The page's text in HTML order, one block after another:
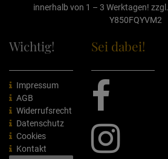
innerhalb von 1 – 3 Werktagen! zzgl.
Y850FQYVM2
Wichtig!
Impressum
AGB
Widerrufsrecht
Datenschutz
Cookies
Kontakt
Sei dabei!